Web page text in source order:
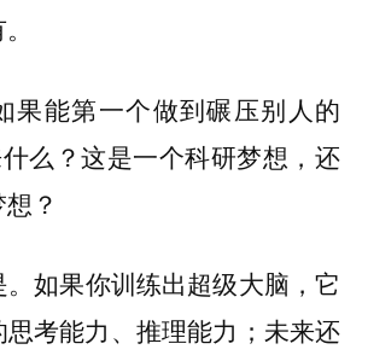
果能第一个做到碾压别人的
么？这是一个科研梦想，还
？
。如果你训练出超级大脑，它
考能力、推理能力；未来还